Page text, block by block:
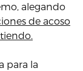
alegando
de acoso
para la